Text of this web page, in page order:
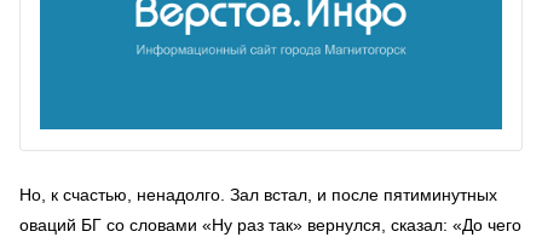
Но, к счастью, ненадолго. Зал встал, и после пятиминутных
оваций БГ со словами «Ну раз так» вернулся, сказал: «До чего